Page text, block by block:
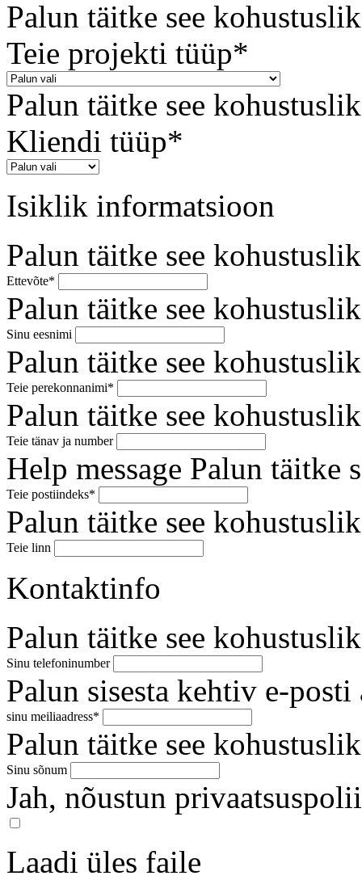
Palun täitke see
Teie projekti tüüp*
Palun täitke see
Kliendi tüüp*
Isiklik informatsioon
Palun täitke see
Ettevõte*
Palun täitke see
Sinu eesnimi
Palun täitke see
Teie perekonnanimi*
Palun täitke see
Teie tänav ja number
Help message Palun täitke
Teie postiindeks*
Palun täitke see
Teie linn
Kontaktinfo
Palun täitke see
Sinu telefoninumber
Palun sisesta kehtiv e-posti
sinu meiliaadress*
Palun täitke see
Sinu sõnum
Jah, nõustun
Laadi üles faile